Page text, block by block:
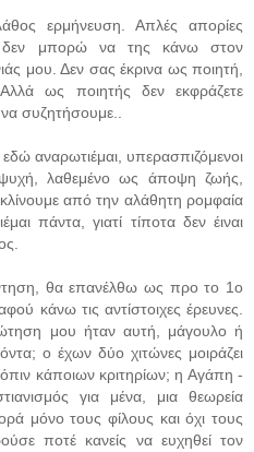
ερμήνευση. Απλές απορίες
δεν μπορώ να της κάνω στον
μου. Δεν σας έκρινα ως ποιητή,
ως ποιητής δεν εκφράζετε
συζητήσουμε..
εδώ αναρωτιέμαι, υπερασπιζόμενοι
λαθεμένο ως άποψη ζωής,
από την αλάθητη ρομφαία
πάντα, γιατί τίποτα δεν έιναι
θα επανέλθω ως προ το 1ο
κάνω τις αντίστοιχες έρευνες.
μου ήταν αυτή, μάγουλο ή
ο έχων δύο χιτώνες μοιράζει
κάποιων κριτηρίων; η Αγάπη -
για μένα, μια θεωρεία
μόνο τους φίλους και όχι τους
ποτέ κανείς να ευχηθεί τον